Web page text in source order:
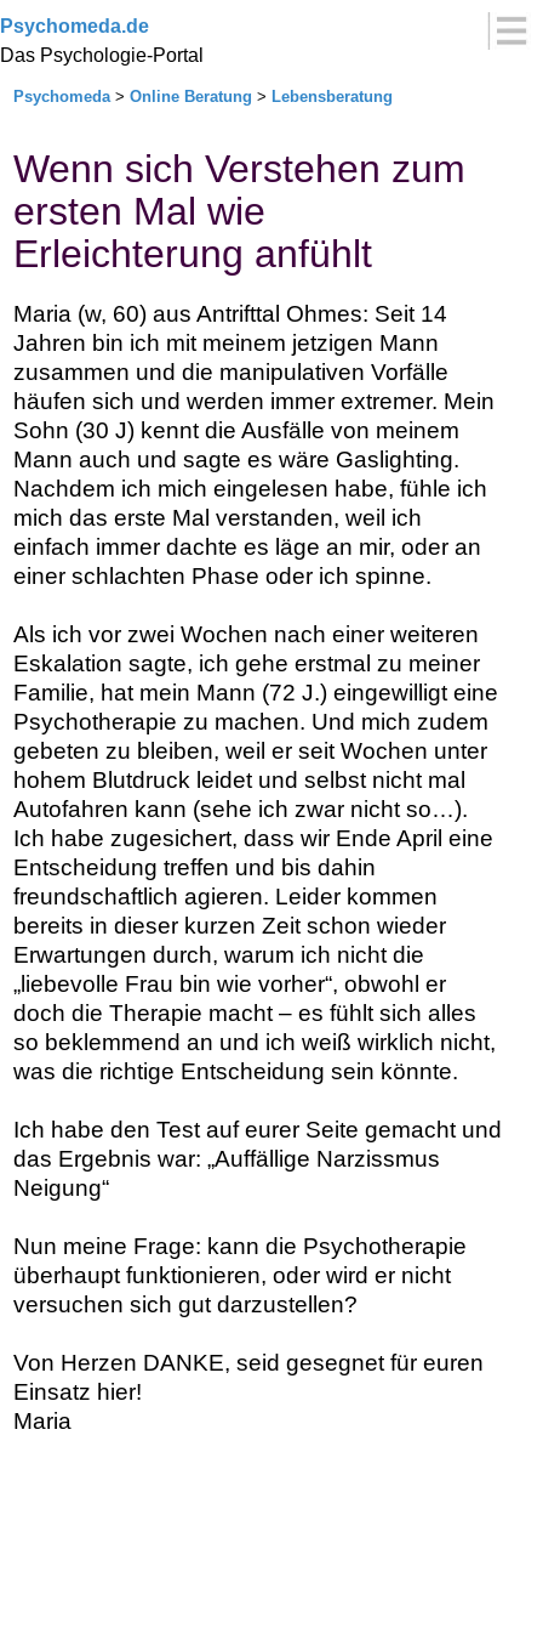
Psychomeda.de
Das Psychologie-Portal
Psychomeda>Online Beratung > Lebensberatung
Wenn sich Verstehen zum
ersten Mal wie
Erleichterung anfühlt
Maria (w, 60) aus Antrifttal Ohmes: Seit 14
Jahren bin ich mit meinem jetzigen Mann
zusammen und die manipulativen Vorfälle
häufen sich und werden immer extremer. Mein
Sohn (30 J) kennt die Ausfälle von meinem
Mann auch und sagte es wäre Gaslighting.
Nachdem ich mich eingelesen habe, fühle ich
mich das erste Mal verstanden, weil ich
einfach immer dachte es läge an mir, oder an
einer schlachten Phase oder ich spinne.
Als ich vor zwei Wochen nach einer weiteren
Eskalation sagte, ich gehe erstmal zu meiner
Familie, hat mein Mann (72 J.) eingewilligt eine
Psychotherapie zu machen. Und mich zudem
gebeten zu bleiben, weil er seit Wochen unter
hohem Blutdruck leidet und selbst nicht mal
Autofahren kann (sehe ich zwar nicht so…).
Ich habe zugesichert, dass wir Ende April eine
Entscheidung treffen und bis dahin
freundschaftlich agieren. Leider kommen
bereits in dieser kurzen Zeit schon wieder
Erwartungen durch, warum ich nicht die
„liebevolle Frau bin wie vorher“, obwohl er
doch die Therapie macht – es fühlt sich alles
so beklemmend an und ich weiß wirklich nicht,
was die richtige Entscheidung sein könnte.
Ich habe den Test auf eurer Seite gemacht und
das Ergebnis war: „Auffällige Narzissmus
Neigung“
Nun meine Frage: kann die Psychotherapie
überhaupt funktionieren, oder wird er nicht
versuchen sich gut darzustellen?
Von Herzen DANKE, seid gesegnet für euren
Einsatz hier!
Maria